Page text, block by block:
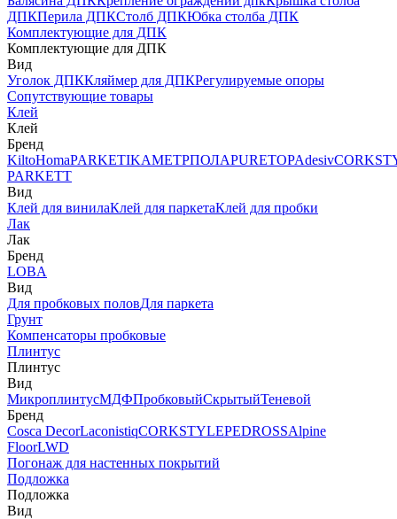
ДПКПерила ДПКСтолб ДПКЮбка столба ДПК
Комплектующие для ДПК
Комплектующие для ДПК
Вид
Уголок ДПККляймер для ДПКРегулируемые опоры
Сопутствующие товары
Клей
Клей
Бренд
KiltoHomaPARKETIKAМЕТРПОЛАPURETOPAdesiv
PARKETT
Вид
Клей для винилаКлей для паркетаКлей для пробки
Лак
Лак
Бренд
LOBA
Вид
Для пробковых половДля паркета
Грунт
Компенсаторы пробковые
Плинтус
Плинтус
Вид
МикроплинтусМДФПробковыйСкрытыйТеневой
Бренд
Cosca DecorLaconistiqCORKSTYLEPEDROSSAlpine
FloorLWD
Погонаж для настенных покрытий
Подложка
Подложка
Вид